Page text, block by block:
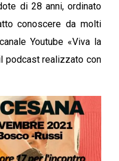
di 28 anni, ordinato
conoscere da molti
Youtube «Viva la
podcast realizzato con